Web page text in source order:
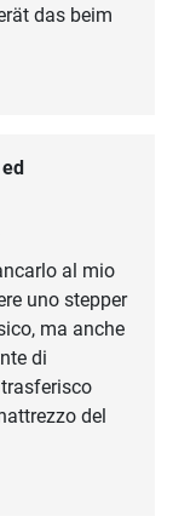
das beim
al mio
uno stepper
ma anche
di
del